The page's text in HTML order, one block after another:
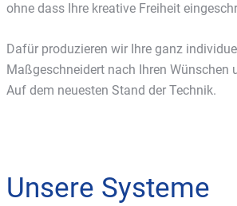
ohne dass Ihre kreative Freiheit
Dafür produzieren wir Ihre ganz
Maßgeschneidert nach Ihren Wünschen
Auf dem neuesten Stand der Technik.
Unsere Systeme